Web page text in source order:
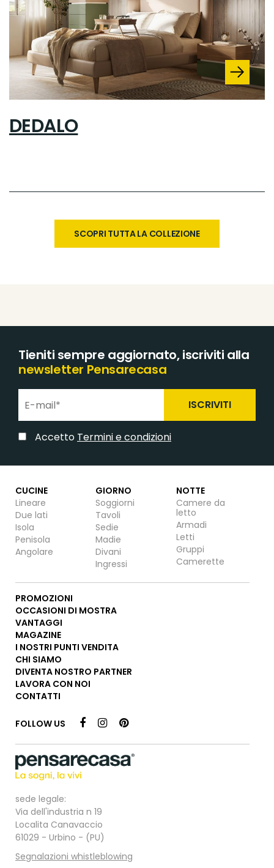
DEDALO
SCOPRI TUTTA LA COLLEZIONE
Tieniti sempre aggiornato, iscriviti alla
newsletter Pensarecasa
ISCRIVITI
Accetto Termini e condizioni
CUCINE
Lineare
Due lati
Isola
Penisola
Angolare
GIORNO
Soggiorni
Tavoli
Sedie
Madie
Divani
Ingressi
NOTTE
Camere da
letto
Armadi
Letti
Gruppi
Camerette
PROMOZIONI
OCCASIONI DI MOSTRA
VANTAGGI
MAGAZINE
I NOSTRI PUNTI VENDITA
CHI SIAMO
DIVENTA NOSTRO PARTNER
LAVORA CON NOI
CONTATTI
FOLLOW US
sede legale:
Via dell'industria n 19
Localita Canavaccio
61029 - Urbino - (PU)
Segnalazioni whistleblowing